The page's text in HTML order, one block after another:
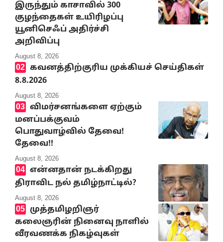
இருந்தும் காசாவில் 300
குழந்தைகள் உயிரிழப்பு
யூனிசெஃப் அதிர்ச்சி
அறிவிப்பு
August 8, 2026
கவனத்திற்குரிய முக்கியச் செய்திகள்
8.8.2026
August 8, 2026
விமர்சனங்களை ஏற்கும்
மனப்பக்குவம்
பொதுவாழ்வில் தேவை!
தேவை!!
August 8, 2026
என்னதான் நடக்கிறது
திராவிட நல் தமிழ்நாட்டில்?
August 8, 2026
முத்தமிழறிஞர்
கலைஞரின் நினைவு நாளில்
வீரவணக்க நிகழ்வுகள்